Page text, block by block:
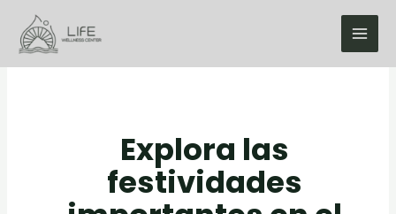
contenido
Explora las
festividades